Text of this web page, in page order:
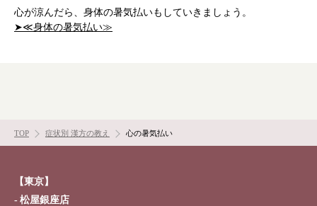
根本から身体を整えるとは
お知らせ イベント・講座
採用情報
心が涼んだら、身体の暑気払いもしていきましょう。
➤≪身体の暑気払い≫
TOP 症状別 漢方の教え 心の暑気払い
【東京】
松屋銀座店